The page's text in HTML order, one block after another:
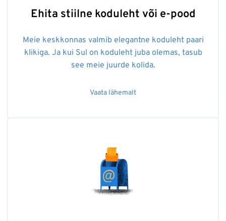
Ehita stiilne koduleht või e-pood
Meie keskkonnas valmib elegantne koduleht paari
klikiga. Ja kui Sul on koduleht juba olemas, tasub
see meie juurde kolida.
Vaata lähemalt